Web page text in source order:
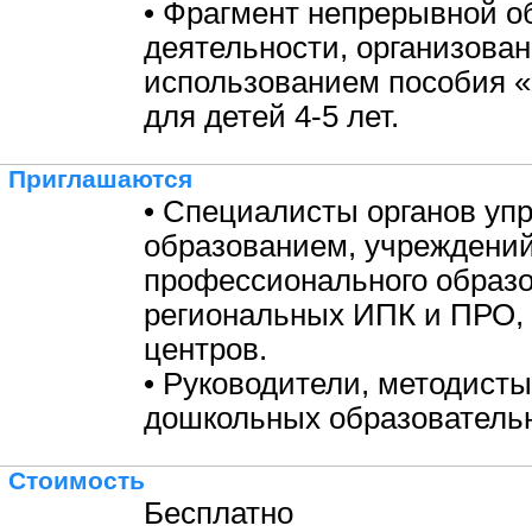
• Фрагмент непрерывной
деятельности,
использованием пособия
для детей 4-5 лет.
Приглашаются
• Специалисты органов
образованием,
профессионального
региональных ИПК и ПРО,
центров.
• Руководители,
дошкольных
Стоимость
Бесплатно